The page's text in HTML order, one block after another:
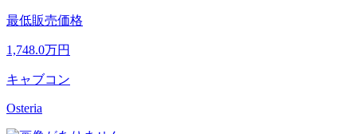
最低販売価格
1,748.0万円
キャブコン
Osteria